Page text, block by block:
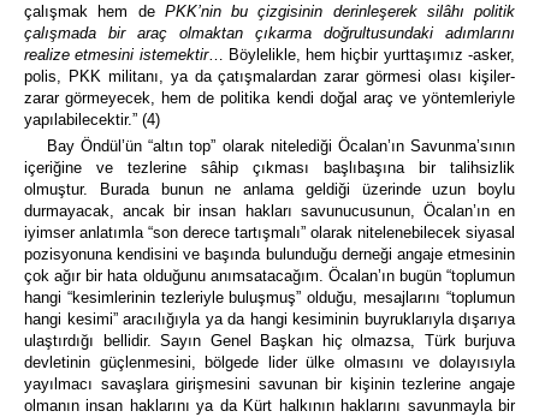
çalışmak hem de PKK’nin bu çizgisinin derinleşerek silâhı politik
çalışmada bir araç olmaktan çıkarma doğrultusundaki adımlarını
realize etmesini istemektir… Böylelikle, hem hiçbir yurttaşımız -asker,
polis, PKK militanı, ya da çatışmalardan zarar görmesi olası kişiler-
zarar görmeyecek, hem de politika kendi doğal araç ve yöntemleriyle
yapılabilecektir.” (4)
Bay Öndül’ün “altın top” olarak nitelediği Öcalan’ın Savunma’sının
içeriğine ve tezlerine sâhip çıkması başlıbaşına bir talihsizlik
olmuştur. Burada bunun ne anlama geldiği üzerinde uzun boylu
durmayacak, ancak bir insan hakları savunucusunun, Öcalan’ın en
iyimser anlatımla “son derece tartışmalı” olarak nitelenebilecek siyasal
pozisyonuna kendisini ve başında bulunduğu derneği angaje etmesinin
çok ağır bir hata olduğunu anımsatacağım. Öcalan’ın bugün “toplumun
hangi “kesimlerinin tezleriyle buluşmuş” olduğu, mesajlarını “toplumun
hangi kesimi” aracılığıyla ya da hangi kesiminin buyruklarıyla dışarıya
ulaştırdığı bellidir. Sayın Genel Başkan hiç olmazsa, Türk burjuva
devletinin güçlenmesini, bölgede lider ülke olmasını ve dolayısıyla
yayılmacı savaşlara girişmesini savunan bir kişinin tezlerine angaje
olmanın insan haklarını ya da Kürt halkının haklarını savunmayla bir